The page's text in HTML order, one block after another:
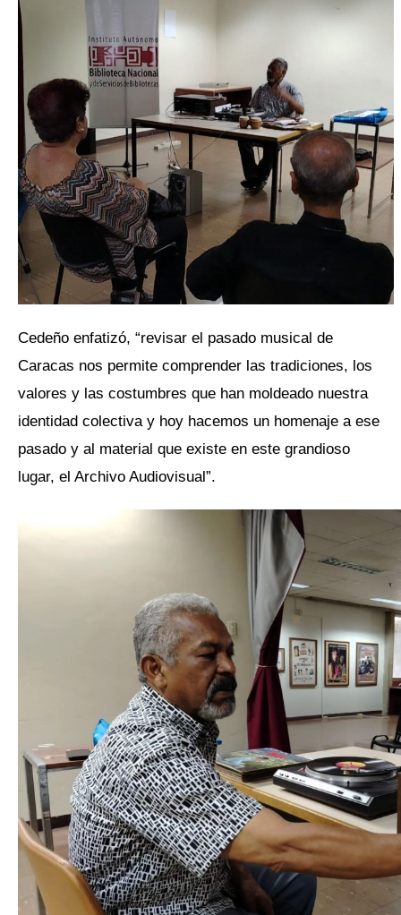
Cedeño enfatizó, “revisar el pasado musical de
Caracas nos permite comprender las tradiciones, los
valores y las costumbres que han moldeado nuestra
identidad colectiva y hoy hacemos un homenaje a ese
pasado y al material que existe en este grandioso
lugar, el Archivo Audiovisual”.